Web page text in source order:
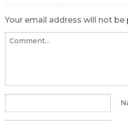
Your email address will not be